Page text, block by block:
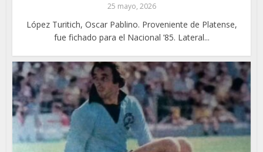
25 mayo, 2026
López Turitich, Oscar Pablino. Proveniente de Platense,
fue fichado para el Nacional ’85. Lateral...